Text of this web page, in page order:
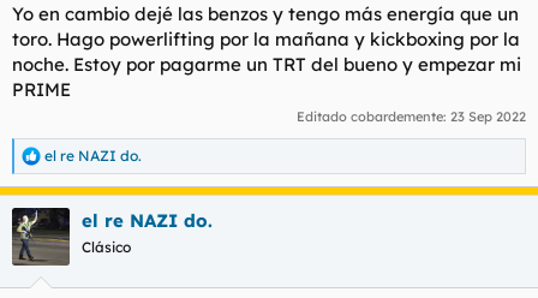
Yo en cambio dejé las benzos y tengo más energía que un
toro. Hago powerlifting por la mañana y kickboxing por la
noche. Estoy por pagarme un TRT del bueno y empezar mi
PRIME
Editado cobardemente: 23 Sep 2022
R
e
a
c
c
i
el re NAZI do.
el re NAZI do.
Clásico